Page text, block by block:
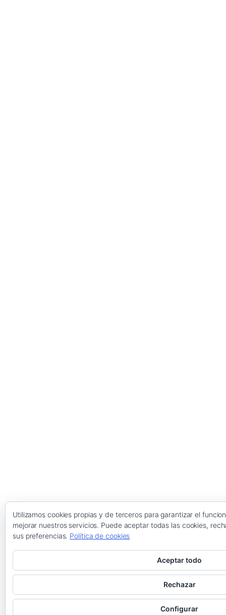
Utilizamos cookies propias y de terceros para garantizar el
mejorar nuestros servicios. Puede aceptar todas las cookies,
sus preferencias. Política de cookies
Aceptar todo
Rechazar
Configurar